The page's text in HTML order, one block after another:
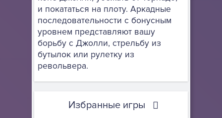
и покататься на плоту. Аркадные
последовательности с бонусным
уровнем представляют вашу
борьбу с Джолли, стрельбу из
бутылок или рулетку из
револьвера.
Избранные игры